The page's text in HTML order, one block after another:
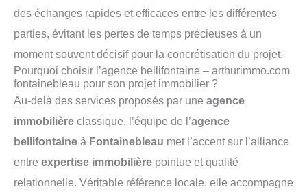
des échanges rapides et efficaces entre les différentes
parties, évitant les pertes de temps précieuses à un
moment souvent décisif pour la concrétisation du projet.
Pourquoi choisir l’agence bellifontaine – arthurimmo.com
fontainebleau pour son projet immobilier ?
Au-delà des services proposés par une agence
immobilière classique, l’équipe de l’agence
bellifontaine à Fontainebleau met l’accent sur l’alliance
entre expertise immobilière pointue et qualité
relationnelle. Véritable référence locale, elle accompagne